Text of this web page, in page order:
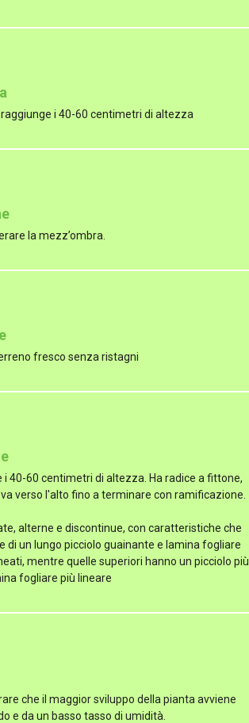
i 40-60 centimetri di altezza
la mezz’ombra.
fresco senza ristagni
40-60 centimetri di altezza. Ha radice a fittone,
verso l'alto fino a terminare con ramificazione.
alterne e discontinue, con caratteristiche che
di un lungo picciolo guainante e lamina fogliare
mentre quelle superiori hanno un picciolo più
fogliare più lineare
che il maggior sviluppo della pianta avviene
e da un basso tasso di umidità.